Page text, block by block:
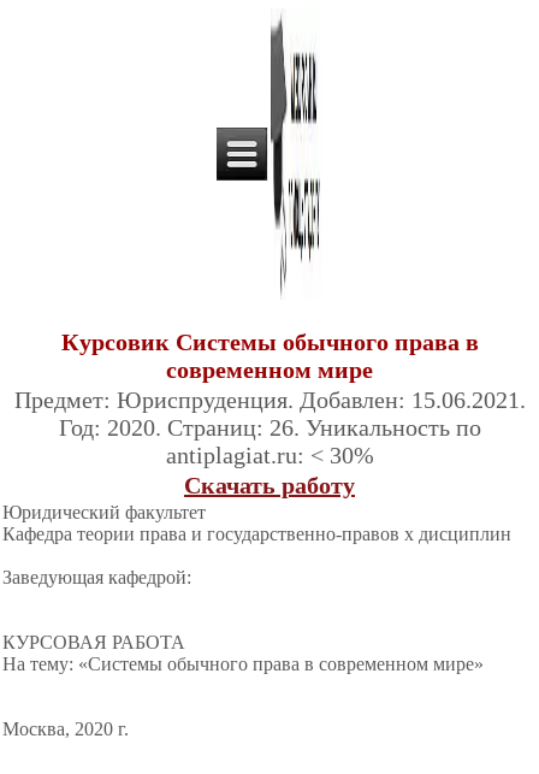
Курсовик Системы обычного права в
современном мире
Предмет: Юриспруденция. Добавлен: 15.06.2021.
Год: 2020. Страниц: 26. Уникальность по
antiplagiat.ru: < 30%
Скачать работу
Юридический факультет
Кафедра теории права и государственно-правов х дисциплин
Заведующая кафедрой:
КУРСОВАЯ РАБОТА
На тему: «Системы обычного права в современном мире»
Москва, 2020 г.